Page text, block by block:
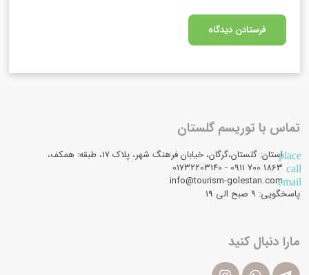
تماس با توریسم گلستان
placeاستان: گلستان،گرگان، خیابان فرهنگ شهر، پلاک 17، طبقه: همکف،
call
email
info@tourism-golestan.com
پاسخگویی: ۹ صبح الی 19
مارا دنبال کنید